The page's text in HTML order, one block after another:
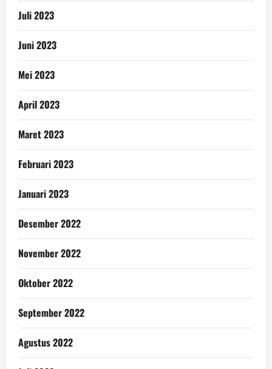
Juli 2023
Juni 2023
Mei 2023
April 2023
Maret 2023
Februari 2023
Januari 2023
Desember 2022
November 2022
Oktober 2022
September 2022
Agustus 2022